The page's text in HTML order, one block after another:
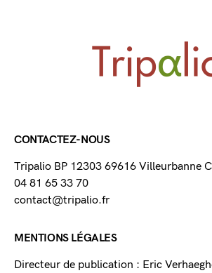
CONTACTEZ-NOUS
Tripalio BP 12303 69616 Villeurbanne
04 81 65 33 70
contact@tripalio.fr
MENTIONS LÉGALES
Directeur de publication : Eric